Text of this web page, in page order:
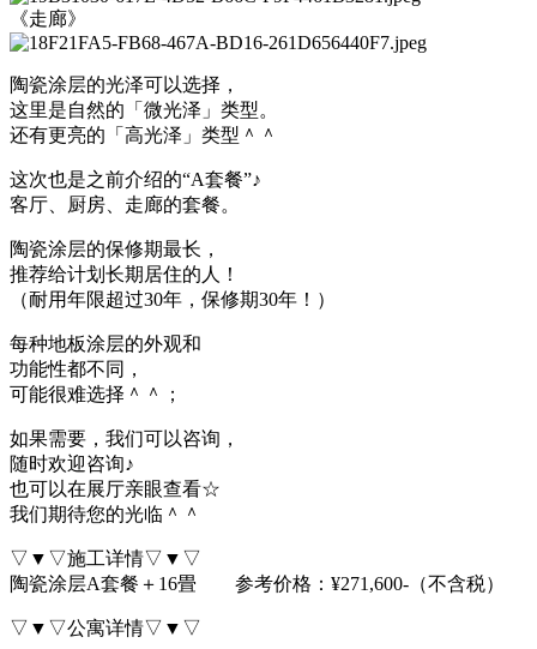
《走廊》
陶瓷涂层的光泽可以选择，
这里是自然的「微光泽」类型。
还有更亮的「高光泽」类型＾＾
这次也是之前介绍的“A套餐”♪
客厅、厨房、走廊的套餐。
陶瓷涂层的保修期最长，
推荐给计划长期居住的人！
（耐用年限超过30年，保修期30年！）
每种地板涂层的外观和
功能性都不同，
可能很难选择＾＾；
如果需要，我们可以咨询，
随时欢迎咨询♪
也可以在展厅亲眼查看☆
我们期待您的光临＾＾
▽▼▽施工详情▽▼▽
陶瓷涂层A套餐＋16畳 参考价格：¥271,600-（不含税）
▽▼▽公寓详情▽▼▽